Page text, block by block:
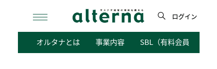
検
ログイン
オルタナとは 事業内容 SBL（有料会員向けサ